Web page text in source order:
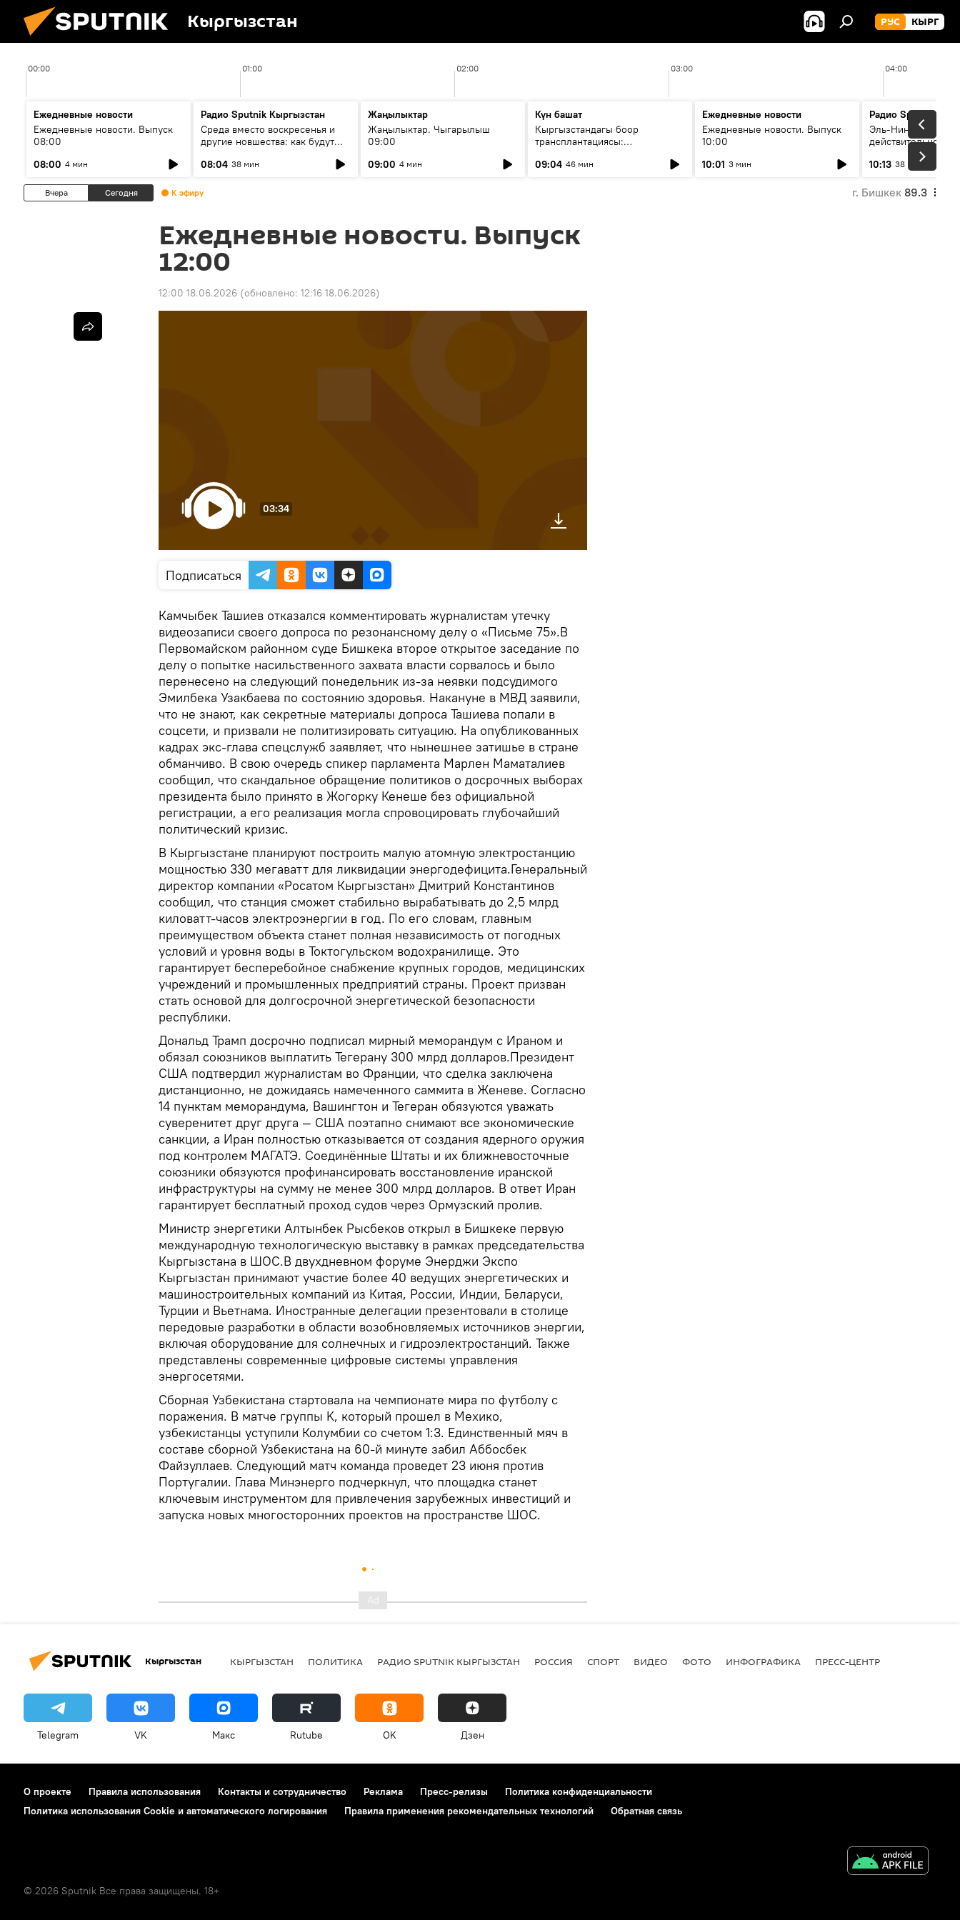
Кыргызстан РУС КЫРГ
00:00 01:00 02:00 03:00 04:00
Ежедневные новости
Ежедневные новости. Выпуск
08:00
08:00 4 мин
Радио Sputnik Кыргызстан
Среда вместо воскресенья и
другие новшества: как будут
08:04 38 мин
Жаңылыктар
Жаңылыктар. Чыгарылыш
09:00
09:00 4 мин
Күн башат
Кыргызстандагы боор
трансплантациясы:
келечеги
09:04 46 мин
Ежедневные новости
Ежедневные новости. Выпуск
10:00
10:01 3 мин
Радио Sputnik
Эль-Ниньо, жара и
действительно
погоду в
10:13 38 мин
Вчера Сегодня К эфиру г. Бишкек 89.3
Ежедневные новости. Выпуск
12:00
12:00 18.06.2026 (обновлено: 12:16 18.06.2026)
03:34
Подписаться
Камчыбек Ташиев отказался комментировать журналистам утечку
видеозаписи своего допроса по резонансному делу о «Письме 75».В
Первомайском районном суде Бишкека второе открытое заседание по
делу о попытке насильственного захвата власти сорвалось и было
перенесено на следующий понедельник из-за неявки подсудимого
Эмилбека Узакбаева по состоянию здоровья. Накануне в МВД заявили,
что не знают, как секретные материалы допроса Ташиева попали в
соцсети, и призвали не политизировать ситуацию. На опубликованных
кадрах экс-глава спецслужб заявляет, что нынешнее затишье в стране
обманчиво. В свою очередь спикер парламента Марлен Маматалиев
сообщил, что скандальное обращение политиков о досрочных выборах
президента было принято в Жогорку Кенеше без официальной
регистрации, а его реализация могла спровоцировать глубочайший
политический кризис.
В Кыргызстане планируют построить малую атомную электростанцию
мощностью 330 мегаватт для ликвидации энергодефицита.Генеральный
директор компании «Росатом Кыргызстан» Дмитрий Константинов
сообщил, что станция сможет стабильно вырабатывать до 2,5 млрд
киловатт-часов электроэнергии в год. По его словам, главным
преимуществом объекта станет полная независимость от погодных
условий и уровня воды в Токтогульском водохранилище. Это
гарантирует бесперебойное снабжение крупных городов, медицинских
учреждений и промышленных предприятий страны. Проект призван
стать основой для долгосрочной энергетической безопасности
республики.
Дональд Трамп досрочно подписал мирный меморандум с Ираном и
обязал союзников выплатить Тегерану 300 млрд долларов.Президент
США подтвердил журналистам во Франции, что сделка заключена
дистанционно, не дожидаясь намеченного саммита в Женеве. Согласно
14 пунктам меморандума, Вашингтон и Тегеран обязуются уважать
суверенитет друг друга — США поэтапно снимают все экономические
санкции, а Иран полностью отказывается от создания ядерного оружия
под контролем МАГАТЭ. Соединённые Штаты и их ближневосточные
союзники обязуются профинансировать восстановление иранской
инфраструктуры на сумму не менее 300 млрд долларов. В ответ Иран
гарантирует бесплатный проход судов через Ормузский пролив.
Министр энергетики Алтынбек Рысбеков открыл в Бишкеке первую
международную технологическую выставку в рамках председательства
Кыргызстана в ШОС.В двухдневном форуме Энерджи Экспо
Кыргызстан принимают участие более 40 ведущих энергетических и
машиностроительных компаний из Китая, России, Индии, Беларуси,
Турции и Вьетнама. Иностранные делегации презентовали в столице
передовые разработки в области возобновляемых источников энергии,
включая оборудование для солнечных и гидроэлектростанций. Также
представлены современные цифровые системы управления
энергосетями.
Сборная Узбекистана стартовала на чемпионате мира по футболу с
поражения. В матче группы K, который прошел в Мехико,
узбекистанцы уступили Колумбии со счетом 1:3. Единственный мяч в
составе сборной Узбекистана на 60-й минуте забил Аббосбек
Файзуллаев. Следующий матч команда проведет 23 июня против
Португалии. Глава Минэнерго подчеркнул, что площадка станет
ключевым инструментом для привлечения зарубежных инвестиций и
запуска новых многосторонних проектов на пространстве ШОС.
Кыргызстан КЫРГЫЗСТАН ПОЛИТИКА РАДИО SPUTNIK КЫРГЫЗСТАН РОССИЯ СПОРТ ВИДЕО ФОТО ИНФОГРАФИКА ПРЕСС-ЦЕНТР
Telegram VK Макс Rutube OK Дзен
О проекте Правила использования Контакты и сотрудничество Реклама Пресс-релизы
Политика конфиденциальности
Политика использования Cookie и автоматического логирования
Правила применения рекомендательных технологий Обратная связь
© 2026 Sputnik Все права защищены. 18+